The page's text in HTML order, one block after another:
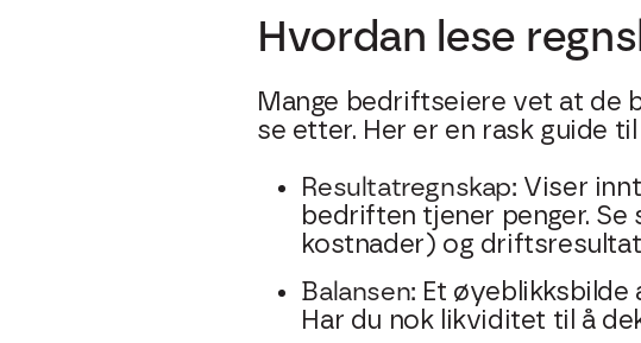
Hvordan lese
Mange bedriftseiere vet at de
se etter. Her er en rask guide
Resultatregnskap: Viser
bedriften tjener penger.
kostnader) og
Balansen: Et øyeblikksbilde
Har du nok likviditet til å